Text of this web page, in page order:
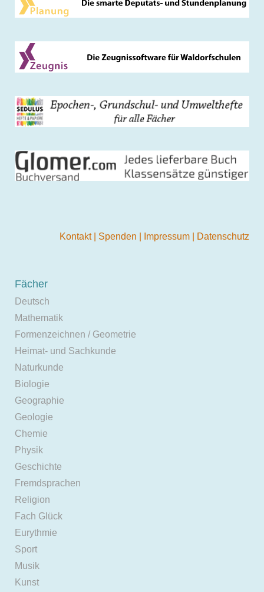
Kontakt Spenden Impressum Datenschutz
Fächer
Deutsch
Mathematik
Formenzeichnen / Geometrie
Heimat- und Sachkunde
Naturkunde
Biologie
Geographie
Geologie
Chemie
Physik
Geschichte
Fremdsprachen
Religion
Fach Glück
Eurythmie
Sport
Musik
Kunst